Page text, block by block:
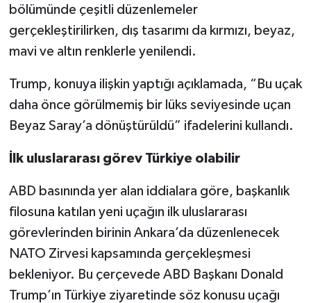
bölümünde çeşitli düzenlemeler
gerçekleştirilirken, dış tasarımı da kırmızı, beyaz,
mavi ve altın renklerle yenilendi.
Trump, konuya ilişkin yaptığı açıklamada, “Bu uçak
daha önce görülmemiş bir lüks seviyesinde uçan
Beyaz Saray’a dönüştürüldü” ifadelerini kullandı.
İlk uluslararası görev Türkiye olabilir
ABD basınında yer alan iddialara göre, başkanlık
filosuna katılan yeni uçağın ilk uluslararası
görevlerinden birinin Ankara’da düzenlenecek
NATO Zirvesi kapsamında gerçekleşmesi
bekleniyor. Bu çerçevede ABD Başkanı Donald
Trump’ın Türkiye ziyaretinde söz konusu uçağı